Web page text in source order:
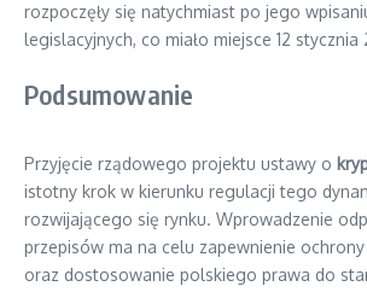
rozpoczęły się natychmiast po jego
legislacyjnych, co miało miejsce 12 stycznia
Podsumowanie
Przyjęcie rządowego projektu ustawy o
istotny krok w kierunku regulacji tego
rozwijającego się rynku. Wprowadzenie
przepisów ma na celu zapewnienie
oraz dostosowanie polskiego prawa do